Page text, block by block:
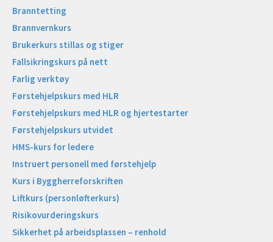
Branntetting
Brannvernkurs
Brukerkurs stillas og stiger
Fallsikringskurs på nett
Farlig verktøy
Førstehjelpskurs med HLR
Førstehjelpskurs med HLR og hjertestarter
Førstehjelpskurs utvidet
HMS-kurs for ledere
Instruert personell med førstehjelp
Kurs i Byggherreforskriften
Liftkurs (personløfterkurs)
Risikovurderingskurs
Sikkerhet på arbeidsplassen – renhold